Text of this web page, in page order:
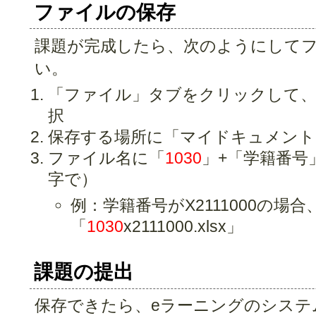
ファイルの保存
課題が完成したら、次のようにして
い。
「ファイル」タブをクリックして
択
保存する場所に「マイドキュメン
ファイル名に「 1030 」+「学籍番
字で）
例：学籍番号がX2111000の場合
「1030x2111000.xlsx」
課題の提出
保存できたら、eラーニングのシス